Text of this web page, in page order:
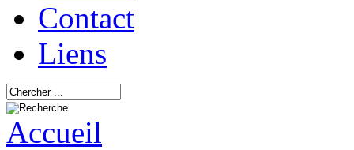
Contact
Liens
Accueil